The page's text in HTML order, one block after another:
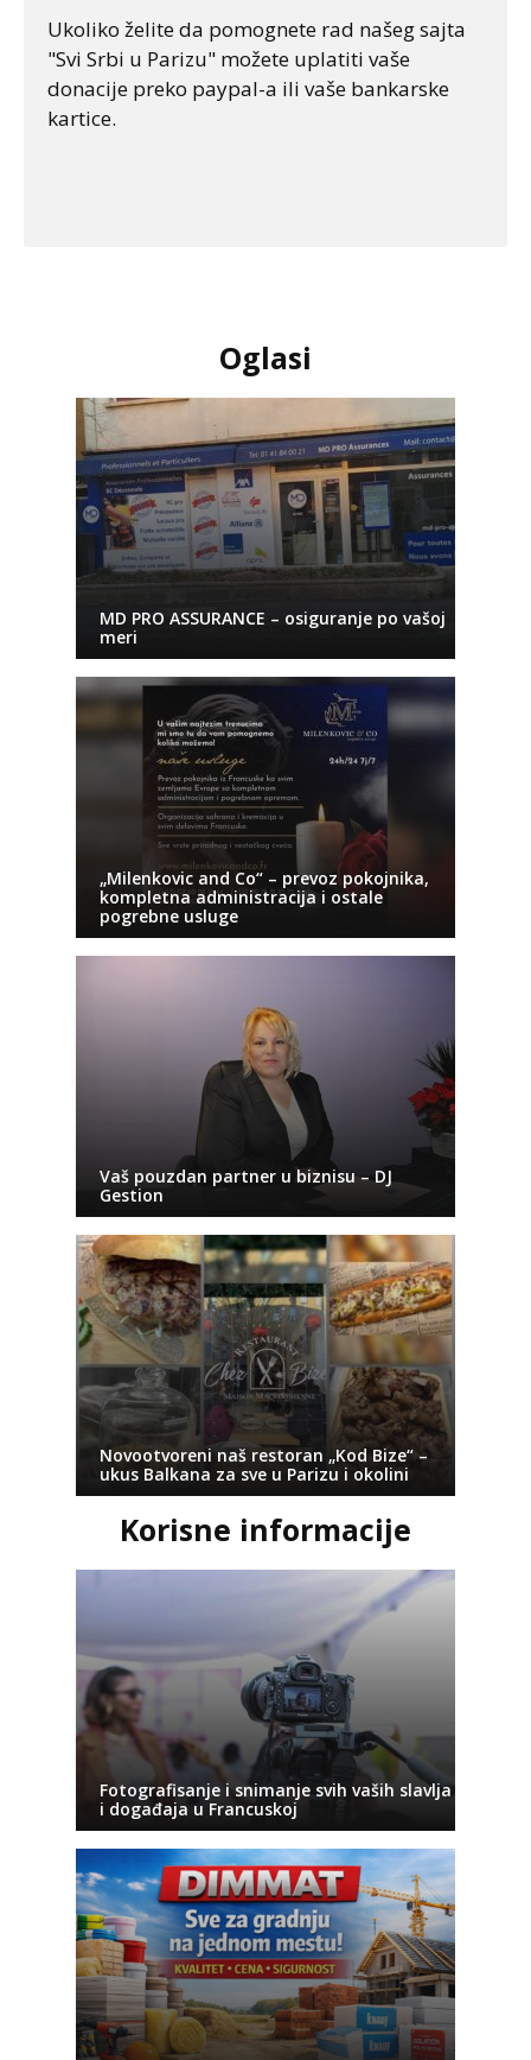
Ukoliko želite da pomognete rad našeg sajta
"Svi Srbi u Parizu" možete uplatiti vaše
donacije preko paypal-a ili vaše bankarske
kartice.
Oglasi
MD PRO ASSURANCE – osiguranje po vašoj
meri
„Milenkovic and Co“ – prevoz pokojnika,
kompletna administracija i ostale
pogrebne usluge
Vaš pouzdan partner u biznisu – DJ
Gestion
Novootvoreni naš restoran „Kod Bize“ –
ukus Balkana za sve u Parizu i okolini
Korisne informacije
Fotografisanje i snimanje svih vaših slavlja
i događaja u Francuskoj